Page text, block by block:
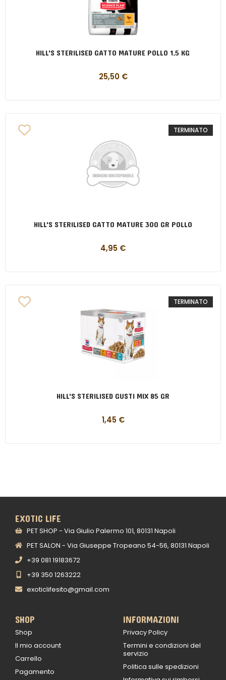
HILL'S STERILISED GATTO MATURE POLLO 1,5 KG
25,50 €
TERMINATO
HILL'S STERILISED GATTO MATURE 300 GR POLLO
4,95 €
TERMINATO
HILL'S STERILISED GUSTI MIX 85 GR
1,45 €
EXOTIC LIFE
PET SHOP - Via Giulio Palermo 101, 80131 Napoli
PET SALON - Via Giuseppe Tropeano 54-56, 80131 Napoli
+39 081 19183672
+39 350 1263222
exoticlifesito@gmail.com
SHOP
Shop
Il mio account
Carrello
Pagamento
INFORMAZIONI
Privacy Policy
Termini e condizioni del
servizio
Politica sulle spedizioni